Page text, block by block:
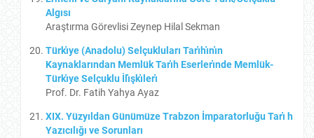
Algısı
Araştırma Görevlisi Zeynep Hilal Sekman
Türkı̇ye (Anadolu) Selçukluları Tarı̇hı̇nı̇n
Kaynaklarından Memlük Tarı̇h Eserlerı̇nde Memlük-
Türkı̇ye Selçuklu İlı̇şkı̇lerı̇
Prof. Dr. Fatih Yahya Ayaz
XIX. Yüzyıldan Günümüze Trabzon İmparatorluğu Tarı̇ h
Yazıcılığı ve Sorunları